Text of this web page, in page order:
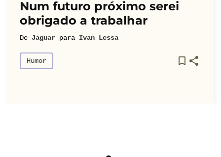
Num futuro próximo serei
obrigado a trabalhar
De Jaguar para Ivan Lessa
Humor